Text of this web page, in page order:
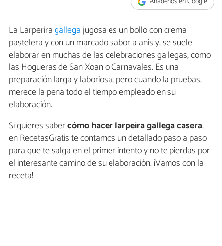
La Larperiragallegajugosa es un bollo con crema
pastelera y con un marcado sabor a anís y, se suele
elaborar en muchas de las celebraciones gallegas, como
las Hogueras de San Xoan o Carnavales. Es una
preparación larga y laboriosa, pero cuando la pruebas,
merece la pena todo el tiempo empleado en su
elaboración.
Si quieres sabercómo hacer larpeira gallega casera,
en RecetasGratis te contamos un detallado paso a paso
para que te salga en el primer intento y no te pierdas por
el interesante camino de su elaboración. ¡Vamos con la
receta!